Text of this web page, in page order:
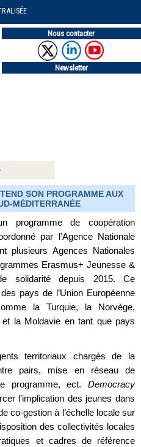
Nous contacter
Newsletter
SON PROGRAMME AUX
MÉDITERRANÉE
de coopération
par l’Agence Nationale
plusieurs Agences Nationales
Erasmus+ Jeunesse &
solidarité depuis 2015. Ce
pays de l’Union Européenne
la Turquie, la Norvège,
et la Moldavie en tant que pays
territoriaux chargés de la
pairs, mise en réseau de
programme, ect. Democracy
l’implication des jeunes dans
co-gestion à l’échelle locale sur
des collectivités locales
et cadres de référence